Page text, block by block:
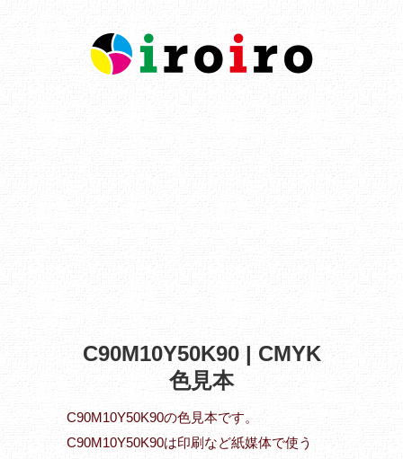
C90M10Y50K90 | CMYK
色見本
C90M10Y50K90の色見本です。
C90M10Y50K90は印刷など紙媒体で使う